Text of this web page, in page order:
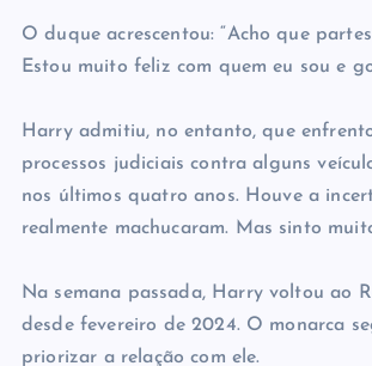
O duque acrescentou: “Acho que
Estou muito feliz com quem eu sou e
Harry admitiu, no entanto, que
processos judiciais contra alguns
nos últimos quatro anos. Houve a
realmente machucaram. Mas sinto
Na semana passada, Harry voltou ao
desde fevereiro de 2024. O monarca
priorizar a relação com ele.